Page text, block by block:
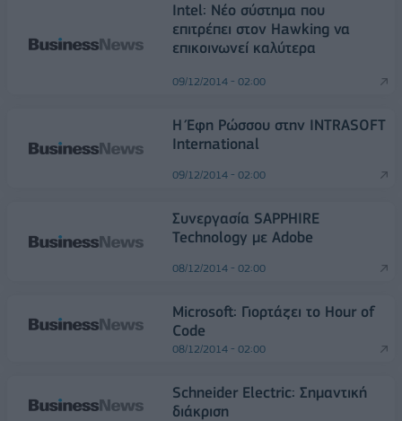
Intel: Νέο σύστημα που
επιτρέπει στον Hawking να
επικοινωνεί καλύτερα
09/12/2014 - 02:00
Η Έφη Ρώσσου στην INTRASOFT
International
09/12/2014 - 02:00
Συνεργασία SAPPHIRE
Technology με Adobe
08/12/2014 - 02:00
Microsoft: Γιορτάζει το Hour of
Code
08/12/2014 - 02:00
Schneider Electric: Σημαντική
διάκριση